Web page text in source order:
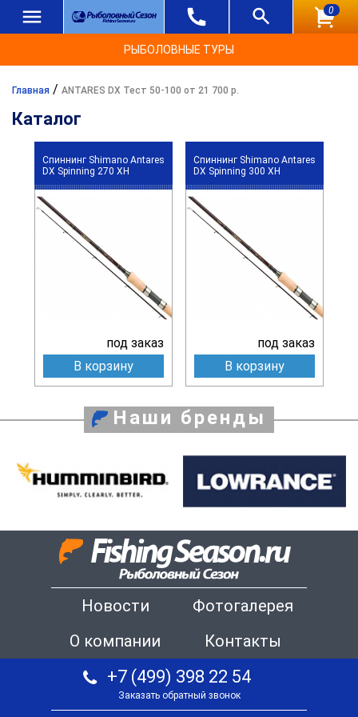
0
РЫБОЛОВНЫЕ ТУРЫ
Главная / ANTARES DX Тест 50-100 от 21 700 р.
Каталог
Спиннинг Shimano Antares
DX Spinning 270 XH
под заказ
В корзину
Спиннинг Shimano Antares
DX Spinning 300 XH
под заказ
В корзину
Наши бренды
Новости
Фотогалерея
О компании
Контакты
+7 (499) 398 22 54
Заказать обратный звонок